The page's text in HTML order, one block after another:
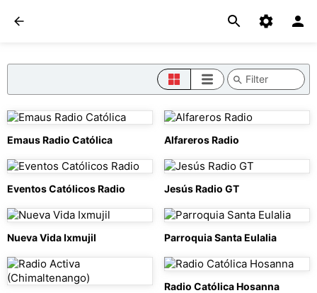
Emaus Radio Católica Alfareros Radio
Eventos Católicos Radio Jesús Radio GT
Nueva Vida Ixmujil Parroquia Santa Eulalia
Radio Católica Hosanna